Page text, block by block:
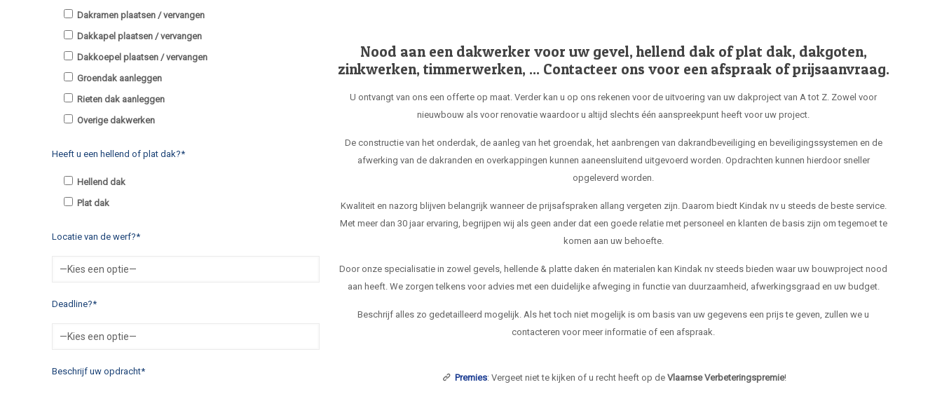
Dakramen plaatsen / vervangen
Dakkapel plaatsen / vervangen
Dakkoepel plaatsen / vervangen
Groendak aanleggen
Rieten dak aanleggen
Overige dakwerken
Heeft u een hellend of plat dak?*
Hellend dak
Plat dak
Locatie van de werf?*
Deadline?*
Beschrijf uw opdracht*
Nood aan een dakwerker voor uw gevel, hellend dak of plat dak, dakgoten,
zinkwerken, timmerwerken, ... Contacteer ons voor een afspraak of prijsaanvraag.
U ontvangt van ons een offerte op maat. Verder kan u op ons rekenen voor de uitvoering van uw dakproject van A tot Z. Zowel voor
nieuwbouw als voor renovatie waardoor u altijd slechts één aanspreekpunt heeft voor uw project.
De constructie van het onderdak, de aanleg van het groendak, het aanbrengen van dakrandbeveiliging en beveiligingssystemen en de
afwerking van de dakranden en overkappingen kunnen aaneensluitend uitgevoerd worden. Opdrachten kunnen hierdoor sneller
opgeleverd worden.
Kwaliteit en nazorg blijven belangrijk wanneer de prijsafspraken allang vergeten zijn. Daarom biedt Kindak nv u steeds de beste service.
Met meer dan 30 jaar ervaring, begrijpen wij als geen ander dat een goede relatie met personeel en klanten de basis zijn om tegemoet te
komen aan uw behoefte.
Door onze specialisatie in zowel gevels, hellende & platte daken én materialen kan Kindak nv steeds bieden waar uw bouwproject nood
aan heeft. We zorgen telkens voor advies met een duidelijke afweging in functie van duurzaamheid, afwerkingsgraad en uw budget.
Beschrijf alles zo gedetailleerd mogelijk. Als het toch niet mogelijk is om basis van uw gegevens een prijs te geven, zullen we u
contacteren voor meer informatie of een afspraak.
Premies: Vergeet niet te kijken of u recht heeft op deVlaamse Verbeteringspremie!